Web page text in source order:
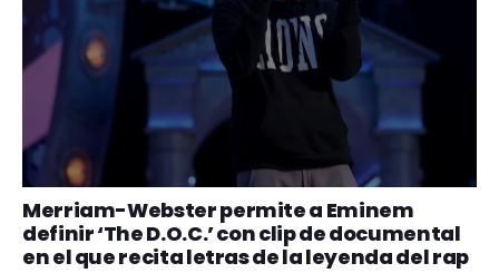
Merriam-Webster permite a Eminem
definir ‘The D.O.C.’ con clip de documental
en el que recita letras de la leyenda del rap